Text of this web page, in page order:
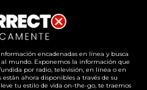
encadenadas en línea y busca
mundo. Exponemos la información que
por radio, televisión, en línea o en
ahora disponibles a través de su
tu estilo de vida on-the-go, te traemos